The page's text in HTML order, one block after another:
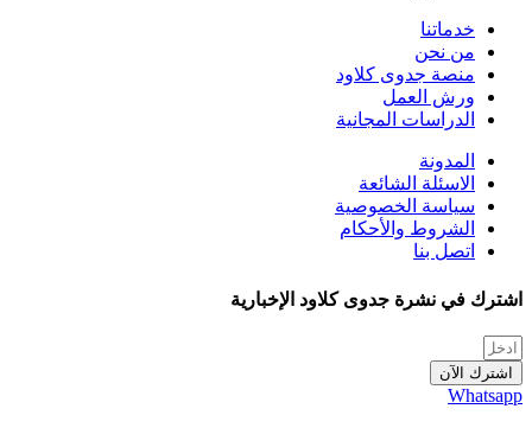
خدماتنا
من نحن
منصة جدوى كلاود
ورش العمل
الدراسات المجانية
المدونة
الاسئلة الشائعة
سياسة الخصوصية
الشروط والأحكام
اتصل بنا
اشترك في نشرة جدوى كلاود الإخبارية
اشترك الآن
Whatsapp